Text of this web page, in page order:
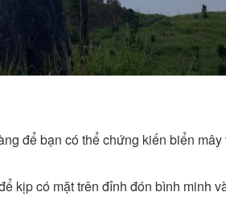
để bạn có thể chứng kiến biển
kịp có mặt trên đỉnh đón bình minh